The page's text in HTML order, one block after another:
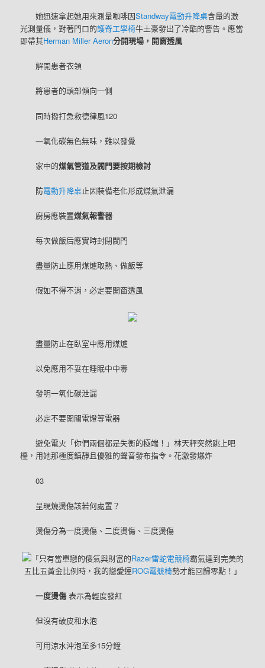
她迅速拿起她用來測量咖啡因Standway電動升降桌含量的激
光測量儀，對著門口的護脊工學椅牛土豪發出了冷酷的警告。應當
即帶其Herman Miller Aeron分開現場，開窗透風
解開患者衣領
將患者的頭部傾向一側
同時撥打急救德律風120
一氧化碳無色無味，難以發覺
家中的煤氣管道及閥門要按期檢討
防電動升降桌止因裝備老化形成煤氣泄漏
廚房應裝置煤氣報警器
每次做飯后應實時封閉閥門
盡量防止應用煤爐取熱、做飯等
假如不得不消，必定要開窗透風
盡量防止在臥室中應用煤爐
以免應用不妥在睡眠中中毒
發明一氧化碳泄漏
必定不要開關電燈等電器
避免電火「你們兩個都是失衡的極端！」林天秤突然跳上吧
檯，用她那極度鎮靜且優雅的聲音發布指令。花激發爆炸
03
呈現燒燙傷該若何處置？
燙傷分為一度燙傷、二度燙傷、三度燙傷
「只有當單戀的傻氣與財富的Razer雷蛇電競椅霸氣達到完美的
五比五黃金比例時，我的戀愛運ROG電競椅勢才能回歸零點！」
一度燙傷 表示為輕度發紅
但沒有破皮和水泡
可用涼水沖泡至多15分鐘